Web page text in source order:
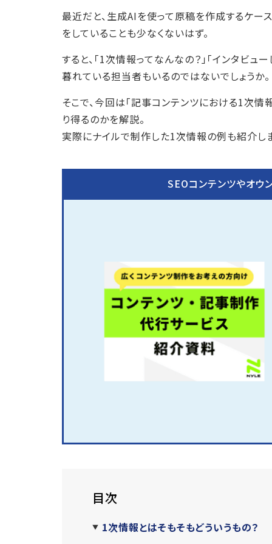
最近だと、生成AIを使って原稿を作成するケー
をしていることも少なくないはず。
すると、「1次情報ってなんなの？」「インタビ
暮れている担当者もいるのではないでしょうか。
そこで、今回は「記事コンテンツにおける1次
り得るのかを解説。
実際にナイルで制作した1次情報の例も紹介し
SEOコンテンツやオウ
目次
1次情報とはそもそもどういうもの？